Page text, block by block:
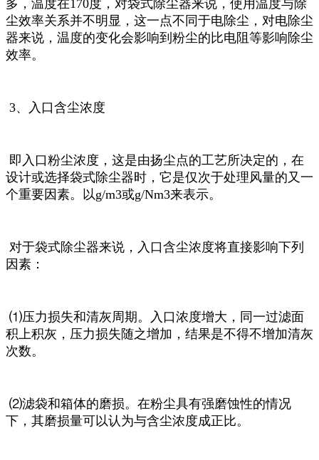
多，温度在170度，对袋式除尘器来说，使用温度与除
尘效率关系并不明显，这一点不同于电除尘，对电除尘
器来说，温度的变化会影响到粉尘的比电阻等影响除尘
效率。
3、入口含尘浓度
即入口粉尘浓度，这是由扬尘点的工艺所决定的，在
设计或选择袋式除尘器时，它是仅次于处理风量的又一
个重要因素。以g/m3或g/Nm3来表示。
对于袋式除尘器来说，入口含尘浓度将直接影响下列
因素：
⑴压力损失和清灰周期。入口浓度增大，同一过滤面
积上积灰，压力损失随之增加，结果是不得不增加清灰
次数。
⑵滤袋和箱体的磨损。在粉尘具有强磨蚀性的情况
下，其磨损量可以认为与含尘浓度成正比。